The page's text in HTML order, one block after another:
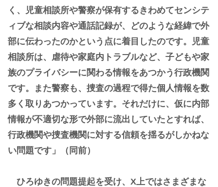
く、児童相談所や警察が保有するきわめてセンシテ
ィブな相談内容や通話記録が、どのような経緯で外
部に伝わったのかという点に着目したのです。児童
相談所は、虐待や家庭内トラブルなど、子どもや家
族のプライバシーに関わる情報をあつかう行政機関
です。また警察も、捜査の過程で得た個人情報を数
多く取りあつかっています。それだけに、仮に内部
情報が不適切な形で外部に流出していたとすれば、
行政機関や捜査機関に対する信頼を揺るがしかねな
い問題です」（同前）
ひろゆきの問題提起を受け、X上ではさまざまな